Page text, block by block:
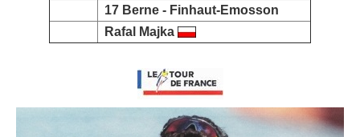
17 Berne - Finhaut-Emosson
Rafal Majka